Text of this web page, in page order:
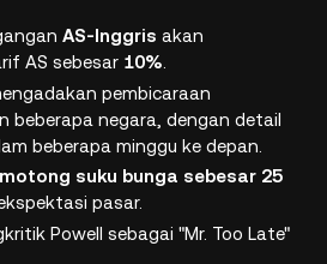
AS-Inggris akan
AS sebesar 10%
pembicaraan
beberapa negara, dengan detail
beberapa minggu ke depan.
suku bunga sebesar 25
pasar.
Powell sebagai "Mr. Too Late"